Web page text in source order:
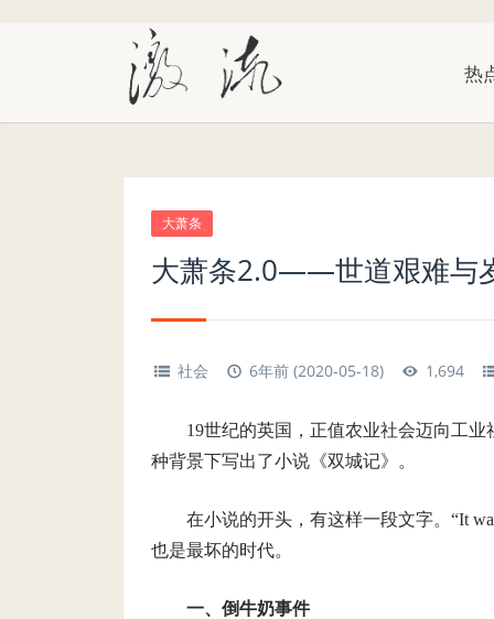
热
大萧条
大萧条2.0——世道艰难与
社会 6年前 (2020-05-18) 1,694
19世纪的英国，正值农业社会迈向工
种背景下写出了小说《双城记》。
在小说的开头，有这样一段文字。“It
也是最坏的时代。
一、倒牛奶事件